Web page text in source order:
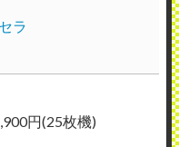
ラ
円(25枚機)